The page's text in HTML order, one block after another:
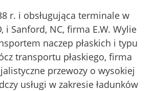
r. i obsługująca terminale w
i Sanford, NC, firma E.W. Wylie
naczep płaskich i typu
transportu płaskiego, firma
przewozy o wysokiej
usługi w zakresie ładunków